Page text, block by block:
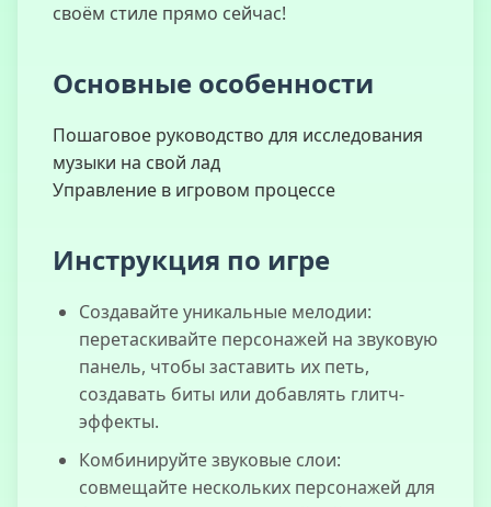
Sprunki Phase
4
своём стиле прямо сейчас!
Основные особенности
Пошаговое руководство для исследования
музыки на свой лад
Управление в игровом процессе
Инструкция по игре
Создавайте уникальные мелодии:
перетаскивайте персонажей на звуковую
панель, чтобы заставить их петь,
создавать биты или добавлять глитч-
эффекты.
Комбинируйте звуковые слои:
совмещайте нескольких персонажей для